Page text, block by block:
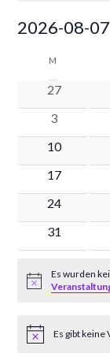
2026-08-07
wählen.
von
M
0
27
0
3
0
10
0
17
0
24
0
31
Hinweis
Es wurden
HinweisEs gibt keine